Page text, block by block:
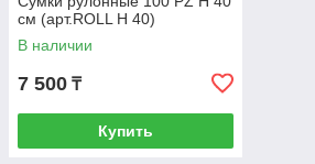
см (арт.ROLL H 40)
В наличии
7 500 ₸
Купить